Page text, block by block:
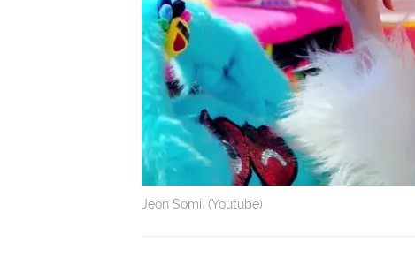
Jeon Somi. (Youtube)